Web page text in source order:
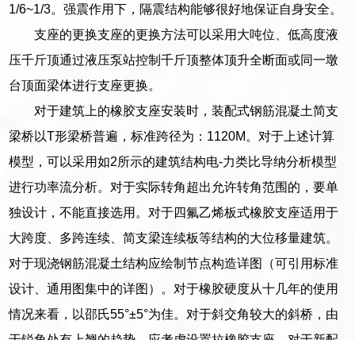
1/6~1/3。强震作用下，隔震结构能够很好地保证自身安全。
支座的更换支座的更换方法可以采用大吨位、低高度液
压千斤顶通过液压泵站控制千斤顶整体顶升全断面或同一墩
台顶面梁体进行支座更换。
对于建筑上的橡胶支座安装时，装配式钢筋混凝土简支
梁桥以T形梁桥普遍，标准跨径为：1120M。对于上述计算
模型，可以采用如2所示的建筑结构电-力类比导纳分析模型
进行功率流分析。对于实际转角超出允许转角范围的，要单
独设计，不能直接选用。对于四氟乙烯板式橡胶支座适用于
大跨度、多跨连续、简支梁连续板等结构的大位移量建筑。
对于现浇钢筋混凝土结构应绘制节点构造详图（可引用标准
设计、通用图集中的详图）。对于橡胶硬度从十几年的使用
情况来看，以邵氏55°±5°为佳。对于斜交角较大的斜桥，由